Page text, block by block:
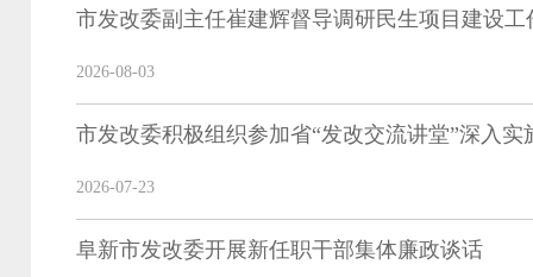
市发改委副主任崔建辉督导调研民生项目建设工
2026-08-03
2026-07-23
阜新市发改委开展新任职干部集体廉政谈话